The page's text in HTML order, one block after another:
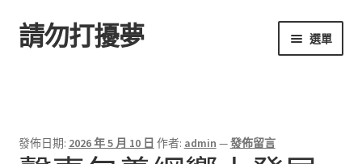
跳
至
跳
至
請勿打擾夢 選單
發佈日期: 2026 年 5 月 10 日 作者: admin —發佈留言